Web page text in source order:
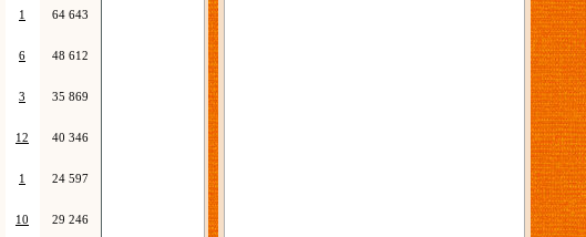
1 64 643
6 48 612
3 35 869
12 40 346
1 24 597
10 29 246